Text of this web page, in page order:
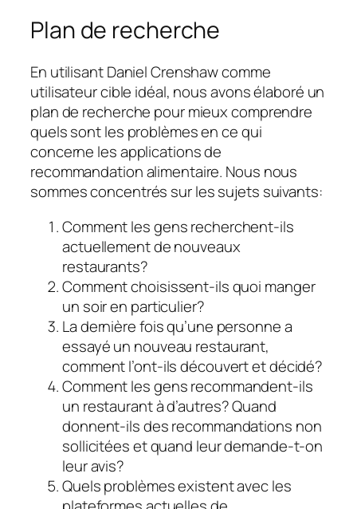
Plan de recherche
En utilisant Daniel Crenshaw comme
utilisateur cible idéal, nous avons élaboré un
plan de recherche pour mieux comprendre
quels sont les problèmes en ce qui
concerne les applications de
recommandation alimentaire. Nous nous
sommes concentrés sur les sujets suivants:
Comment les gens recherchent-ils
actuellement de nouveaux
restaurants?
Comment choisissent-ils quoi manger
un soir en particulier?
La dernière fois qu’une personne a
essayé un nouveau restaurant,
comment l’ont-ils découvert et décidé?
Comment les gens recommandent-ils
un restaurant à d’autres? Quand
donnent-ils des recommandations non
sollicitées et quand leur demande-t-on
leur avis?
Quels problèmes existent avec les